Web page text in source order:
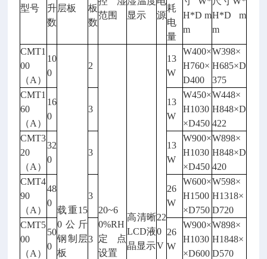
型号
升
数
层板
板
数
范围
显示
源
耗
电
量
H*D m
m
H*D m
m
CMT1
00
（A）
10
0
载重15
0公斤
钢制层
板
2
20~6
0%RH
定点
设置
高清晰
LCD液
晶显示
22
0
V
13
W
W400×
H760×
D400
W398×
H685×D
375
CMT1
60
（A）
16
0
3
13
W
W450×
H1030
×D450
W448×
H848×D
422
CMT3
20
（A）
32
0
3
13
W
W900×
H1030
×D450
W898×
H848×D
420
CMT4
90
（A）
48
0
3
26
W
W600×
H1500
×D750
W598×
H1318×
D720
CMT5
00
（A）
50
0
3
26
W
W900×
H1030
×D600
W898×
H1848×
D570